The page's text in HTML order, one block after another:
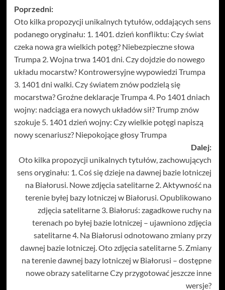
Zobacz
wpisy
Poprzedni:
Oto kilka propozycji unikalnych tytułów, oddających sens
podanego oryginału: 1. 1401. dzień konfliktu: Czy świat
czeka nowa gra wielkich potęg? Niebezpieczne słowa
Trumpa 2. Wojna trwa 1401 dni. Czy dojdzie do nowego
układu mocarstw? Kontrowersyjne wypowiedzi Trumpa
3. 1401 dni walki. Czy światem znów podzielą się
mocarstwa? Groźne deklaracje Trumpa 4. Po 1401 dniach
wojny: nadciąga era nowych układów sił? Trump znów
szokuje 5. 1401 dzień wojny: Czy wielkie potęgi napiszą
nowy scenariusz? Niepokojące głosy Trumpa
Dalej:
Oto kilka propozycji unikalnych tytułów, zachowujących
sens oryginału: 1. Coś się dzieje na dawnej bazie lotniczej
na Białorusi. Nowe zdjęcia satelitarne 2. Aktywność na
terenie byłej bazy lotniczej w Białorusi. Opublikowano
zdjęcia satelitarne 3. Białoruś: zagadkowe ruchy na
terenach po byłej bazie lotniczej – ujawniono zdjęcia
satelitarne 4. Na Białorusi odnotowano zmiany przy
dawnej bazie lotniczej. Oto zdjęcia satelitarne 5. Zmiany
na terenie dawnej bazy lotniczej w Białorusi – dostępne
nowe obrazy satelitarne Czy przygotować jeszcze inne
wersje?